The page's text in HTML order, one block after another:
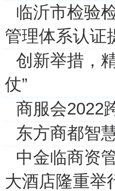
临沂市检验
管理体系认证
创新举措，
仗”
商服会2022
东方商都智
中金临商资
大酒店隆重举